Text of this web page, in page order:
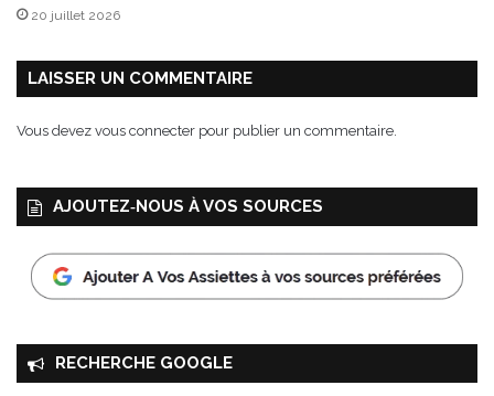
a
s
20 juillet 2026
LAISSER UN COMMENTAIRE
Vous devez vous connecter pour publier un commentaire.
AJOUTEZ‑NOUS À VOS SOURCES
RECHERCHE GOOGLE